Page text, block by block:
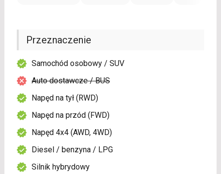
Przeznaczenie
Samochód osobowy / SUV
Auto dostawcze / BUS
Napęd na tył (RWD)
Napęd na przód (FWD)
Napęd 4x4 (AWD, 4WD)
Diesel / benzyna / LPG
Silnik hybrydowy